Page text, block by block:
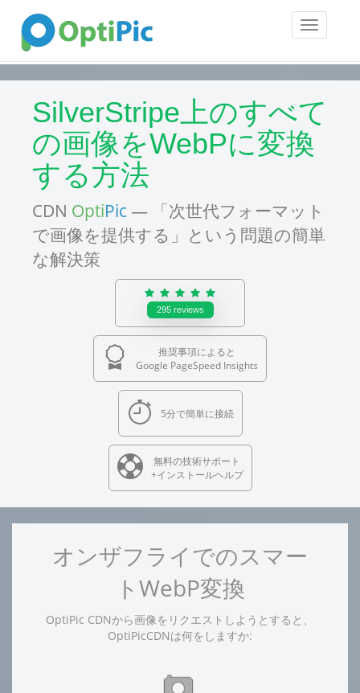
Toggle
SilverStripe上のすべて
の画像をWebPに変換
する方法
CDN OptiPic — 「次世代フォーマット
で画像を提供する」という問題の簡単
な解決策
295 reviews
推奨事項によると
Google PageSpeed Insights
5分で簡単に接続
無料の技術サポート
+インストールヘルプ
オンザフライでのスマー
トWebP変換
OptiPic CDNから画像をリクエストしようとすると、
OptiPicCDNは何をしますか: